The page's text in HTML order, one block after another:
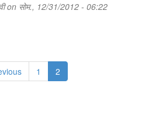
on सोम., 12/31/2012 - 06:22
1 2